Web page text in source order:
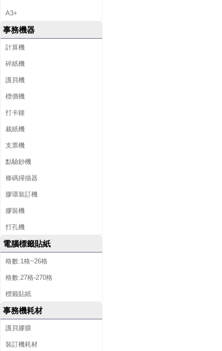
A3+
事務機器
計算機
碎紙機
護貝機
標價機
打卡鐘
裁紙機
支票機
點驗鈔機
條碼掃描器
膠環裝訂機
膠裝機
打孔機
電腦標籤貼紙
格數:1格~26格
格數:27格-270格
標籤貼紙
事務機耗材
護貝膠膜
裝訂機耗材